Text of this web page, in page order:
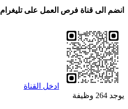
انضم الى قناة فرص العمل على تليغرام
ادخل القناة
يوجد 264 وظيفة